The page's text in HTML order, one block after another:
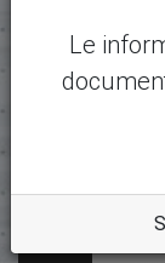
Le